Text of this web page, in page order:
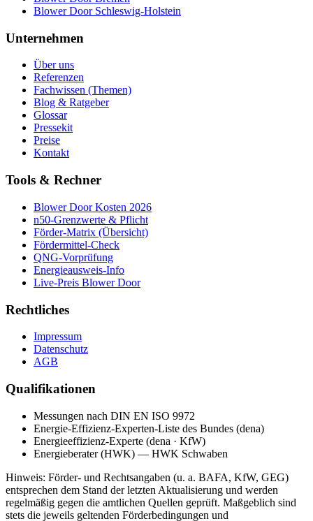
Blower Door Schleswig-Holstein
Unternehmen
Über uns
Referenzen
Fachwissen (Themen)
Blog & Ratgeber
Glossar
Pressekit
Preise
Kontakt
Tools & Rechner
Blower Door Kosten 2026
n50-Grenzwerte & Pflicht
Förder-Matrix (Übersicht)
Fördermittel-Check
QNG-Vorprüfung
Energieausweis-Info
Live-Preis Blower Door
Rechtliches
Impressum
Datenschutz
AGB
Qualifikationen
Messungen nach DIN EN ISO 9972
Energie-Effizienz-Experten-Liste des Bundes (dena)
Energieeffizienz-Experte (dena · KfW)
Energieberater (HWK) — HWK Schwaben
Hinweis: Förder- und Rechtsangaben (u. a. BAFA, KfW, GEG)
entsprechen dem Stand der letzten Aktualisierung und werden
regelmäßig gegen die amtlichen Quellen geprüft. Maßgeblich sind
stets die jeweils geltenden Förderbedingungen und